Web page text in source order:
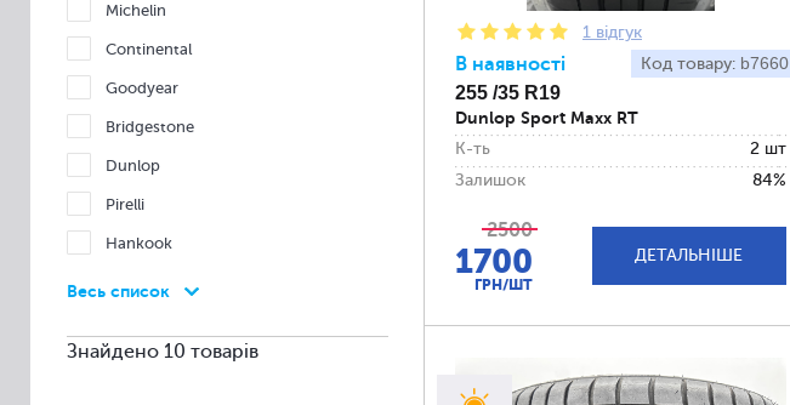
Michelin
Continental
Goodyear
Bridgestone
Dunlop
Pirelli
Hankook
Vredestein
Весь список
Знайдено 10 товарів
1 відгук
Код товару: b7660
В наявності
255 /35 R19
Dunlop Sport Maxx RT
К-ть
2 шт
Залишок
84%
2500
1700
ГРН/ШТ
ДЕТАЛЬНІШЕ